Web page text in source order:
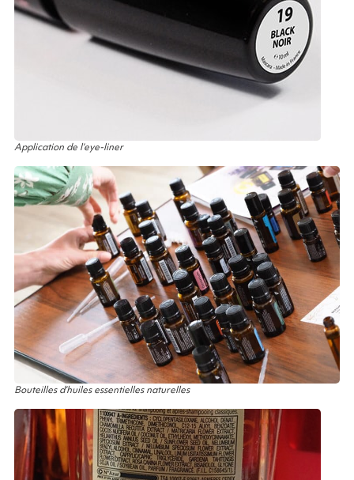
Application de l’eye-liner
Bouteilles d’huiles essentielles naturelles